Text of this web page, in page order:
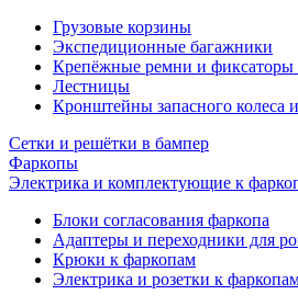
Грузовые корзины
Экспедиционные багажники
Крепёжные ремни и фиксаторы
Лестницы
Кронштейны запасного колеса
Сетки и решётки в бампер
Фаркопы
Электрика и комплектующие к
Блоки согласования фаркопа
Адаптеры и переходники для
Крюки к фаркопам
Электрика и розетки к